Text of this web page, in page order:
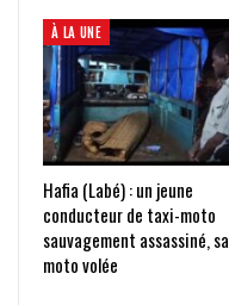
À LA UNE
Hafia (Labé) : un jeune
conducteur de taxi-moto
sauvagement assassiné, sa
moto volée